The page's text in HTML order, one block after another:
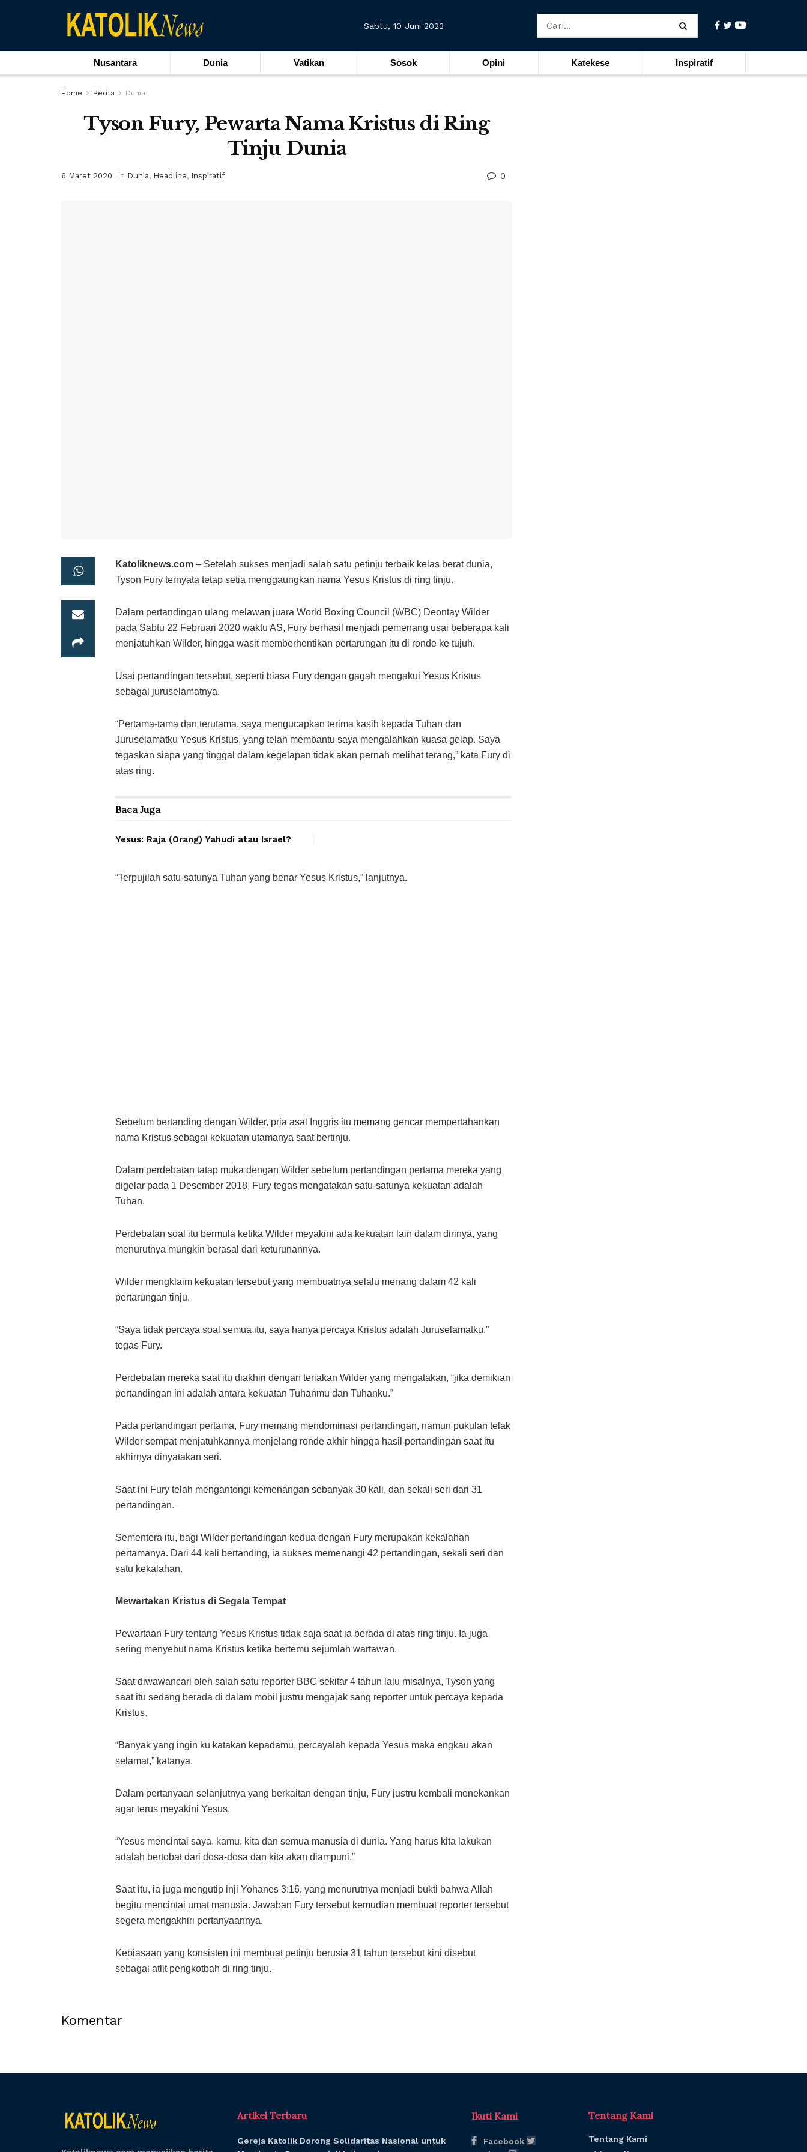
Sabtu, 10 Juni 2023
Nusantara Dunia Vatikan Sosok Opini Katekese Inspiratif
Home Berita Dunia
Tyson Fury, Pewarta Nama Kristus di Ring
Tinju Dunia
6 Maret 2020 in Dunia, Headline, Inspiratif 0
Katoliknews.com – Setelah sukses menjadi salah satu petinju terbaik kelas berat dunia,
Tyson Fury ternyata tetap setia menggaungkan nama Yesus Kristus di ring tinju.
Dalam pertandingan ulang melawan juara World Boxing Council (WBC) Deontay Wilder
pada Sabtu 22 Februari 2020 waktu AS, Fury berhasil menjadi pemenang usai beberapa kali
menjatuhkan Wilder, hingga wasit memberhentikan pertarungan itu di ronde ke tujuh.
Usai pertandingan tersebut, seperti biasa Fury dengan gagah mengakui Yesus Kristus
sebagai juruselamatnya.
“Pertama-tama dan terutama, saya mengucapkan terima kasih kepada Tuhan dan
Juruselamatku Yesus Kristus, yang telah membantu saya mengalahkan kuasa gelap. Saya
tegaskan siapa yang tinggal dalam kegelapan tidak akan pernah melihat terang,” kata Fury di
atas ring.
Baca Juga
Yesus: Raja (Orang) Yahudi atau Israel?
“Terpujilah satu-satunya Tuhan yang benar Yesus Kristus,” lanjutnya.
Sebelum bertanding dengan Wilder, pria asal Inggris itu memang gencar mempertahankan
nama Kristus sebagai kekuatan utamanya saat bertinju.
Dalam perdebatan tatap muka dengan Wilder sebelum pertandingan pertama mereka yang
digelar pada 1 Desember 2018, Fury tegas mengatakan satu-satunya kekuatan adalah
Tuhan.
Perdebatan soal itu bermula ketika Wilder meyakini ada kekuatan lain dalam dirinya, yang
menurutnya mungkin berasal dari keturunannya.
Wilder mengklaim kekuatan tersebut yang membuatnya selalu menang dalam 42 kali
pertarungan tinju.
“Saya tidak percaya soal semua itu, saya hanya percaya Kristus adalah Juruselamatku,”
tegas Fury.
Perdebatan mereka saat itu diakhiri dengan teriakan Wilder yang mengatakan, “jika demikian
pertandingan ini adalah antara kekuatan Tuhanmu dan Tuhanku.”
Pada pertandingan pertama, Fury memang mendominasi pertandingan, namun pukulan telak
Wilder sempat menjatuhkannya menjelang ronde akhir hingga hasil pertandingan saat itu
akhirnya dinyatakan seri.
Saat ini Fury telah mengantongi kemenangan sebanyak 30 kali, dan sekali seri dari 31
pertandingan.
Sementera itu, bagi Wilder pertandingan kedua dengan Fury merupakan kekalahan
pertamanya. Dari 44 kali bertanding, ia sukses memenangi 42 pertandingan, sekali seri dan
satu kekalahan.
Mewartakan Kristus di Segala Tempat
Pewartaan Fury tentang Yesus Kristus tidak saja saat ia berada di atas ring tinju. Ia juga
sering menyebut nama Kristus ketika bertemu sejumlah wartawan.
Saat diwawancari oleh salah satu reporter BBC sekitar 4 tahun lalu misalnya, Tyson yang
saat itu sedang berada di dalam mobil justru mengajak sang reporter untuk percaya kepada
Kristus.
“Banyak yang ingin ku katakan kepadamu, percayalah kepada Yesus maka engkau akan
selamat,” katanya.
Dalam pertanyaan selanjutnya yang berkaitan dengan tinju, Fury justru kembali menekankan
agar terus meyakini Yesus.
“Yesus mencintai saya, kamu, kita dan semua manusia di dunia. Yang harus kita lakukan
adalah bertobat dari dosa-dosa dan kita akan diampuni.”
Saat itu, ia juga mengutip inji Yohanes 3:16, yang menurutnya menjadi bukti bahwa Allah
begitu mencintai umat manusia. Jawaban Fury tersebut kemudian membuat reporter tersebut
segera mengakhiri pertanyaannya.
Kebiasaan yang konsisten ini membuat petinju berusia 31 tahun tersebut kini disebut
sebagai atlit pengkotbah di ring tinju.
Komentar
Artikel Terbaru
Gereja Katolik Dorong Solidaritas Nasional untuk
Ikuti Kami
Facebook
Tentang Kami
Tentang Kami